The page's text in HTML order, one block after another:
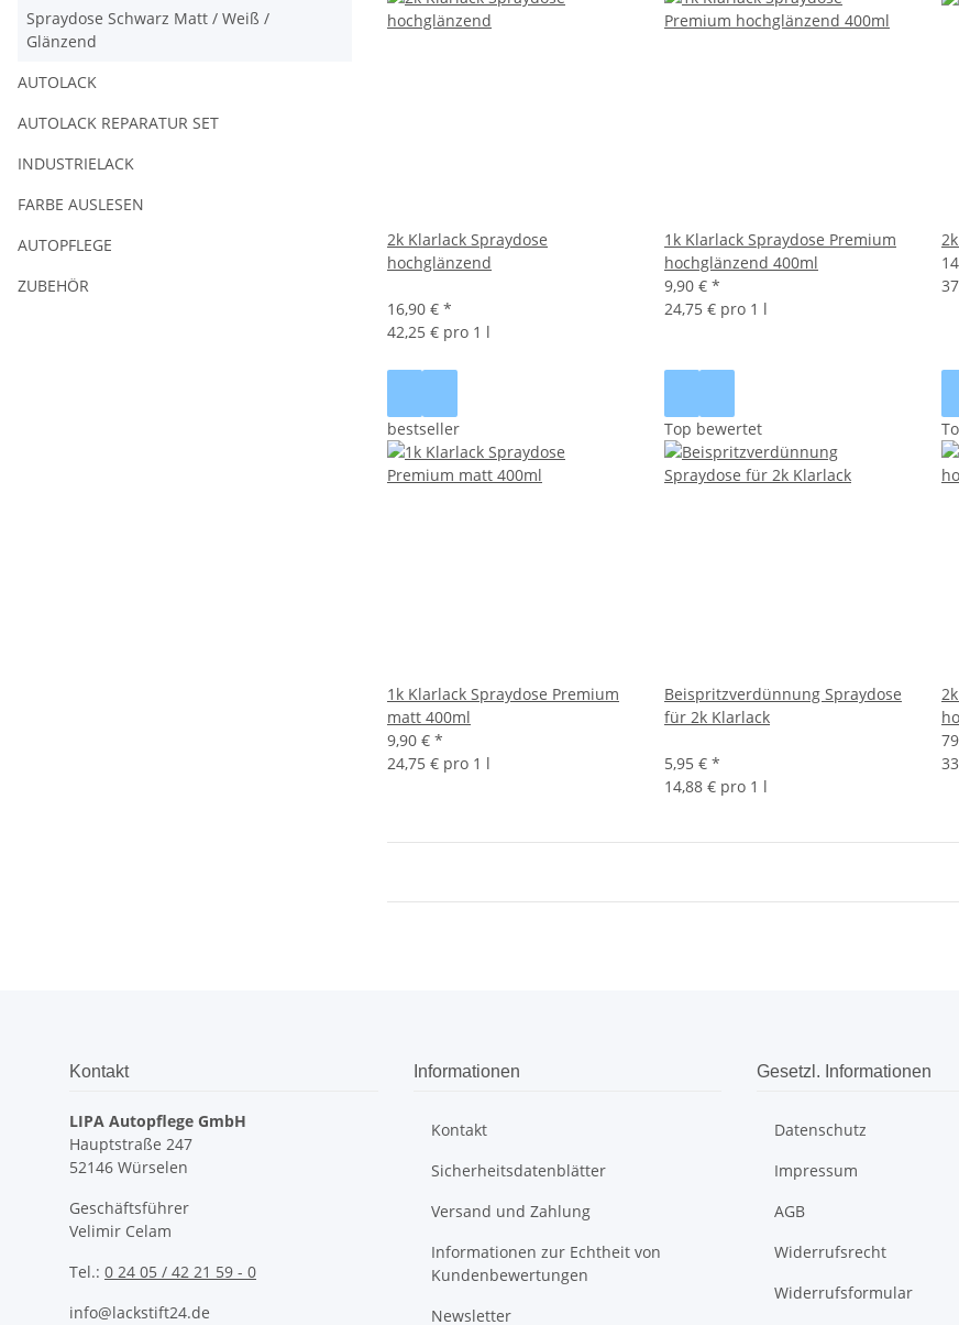
2k Klarlack Spraydose
hochglänzend
16,90 € *
42,25 € pro 1 l
1k Klarlack Spraydose Premium
hochglänzend 400ml
9,90 € *
24,75 € pro 1 l
bestseller
1k Klarlack Spraydose Premium
matt 400ml
9,90 € *
24,75 € pro 1 l
Top bewertet
Beispritzverdünnung Spraydose
für 2k Klarlack
5,95 € *
14,88 € pro 1 l
Spraydose Schwarz Matt / Weiß /
Glänzend
AUTOLACK
AUTOLACK REPARATUR SET
INDUSTRIELACK
FARBE AUSLESEN
AUTOPFLEGE
ZUBEHÖR
Kontakt
LIPA Autopflege GmbH
Hauptstraße 247
52146 Würselen
Geschäftsführer
Velimir Celam
Tel.: 0 24 05 / 42 21 59 - 0
info@lackstift24.de
Informationen
Kontakt
Sicherheitsdatenblätter
Versand und Zahlung
Informationen zur Echtheit von
Kundenbewertungen
Newsletter
Gesetzl. Informationen
Datenschutz
Impressum
AGB
Widerrufsrecht
Widerrufsformular